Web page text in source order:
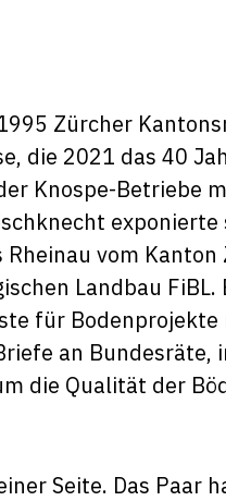
Zürcher
die 2021 das 40
Knospe-Betriebe
vom
Landbau
für Bodenprojekte
an Bundesräte,
die Qualität der
Seite. Das Paar